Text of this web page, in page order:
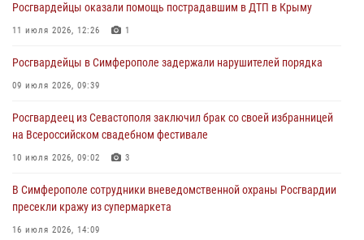
в краже из гипермаркета
24 июля 2026, 12:21
Поздравление начальника Главного управления Росгвардии по
Республике Крым и городу Севастополю с Днём образования СОБР
23 июля 2026, 03:38
Росгвардейцы оказали помощь пострадавшим в ДТП в Крыму
11 июля 2026, 12:26 1
Росгвардейцы в Симферополе задержали нарушителей порядка
09 июля 2026, 09:39
Росгвардеец из Севастополя заключил брак со своей избранницей
на Всероссийском свадебном фестивале
10 июля 2026, 09:02 3
В Симферополе сотрудники вневедомственной охраны Росгвардии
пресекли кражу из супермаркета
16 июля 2026, 14:09